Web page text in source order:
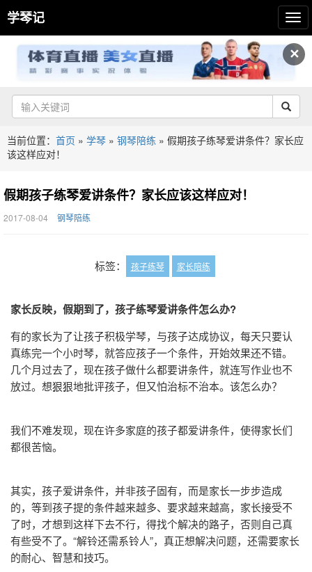
✕
学琴记
当前位置： 首页 » 学琴 » 钢琴陪练 » 假期孩子练琴爱讲条件？家长应
该这样应对！
假期孩子练琴爱讲条件？家长应该这样应对！
2017-08-04 钢琴陪练
标签： 孩子练琴 家长陪练
家长反映，假期到了，孩子练琴爱讲条件怎么办?
有的家长为了让孩子积极学琴，与孩子达成协议，每天只要认
真练完一个小时琴，就答应孩子一个条件，开始效果还不错。
几个月过去了，现在孩子做什么都要讲条件，就连写作业也不
放过。想狠狠地批评孩子，但又怕治标不治本。该怎么办？
我们不难发现，现在许多家庭的孩子都爱讲条件，使得家长们
都很苦恼。
其实，孩子爱讲条件，并非孩子固有，而是家长一步步造成
的，等到孩子提的条件越来越多、要求越来越高，家长接受不
了时，才想到这样下去不行，得找个解决的路子，否则自己真
有些受不了。“解铃还需系铃人”，真正想解决问题，还需要家长
的耐心、智慧和技巧。